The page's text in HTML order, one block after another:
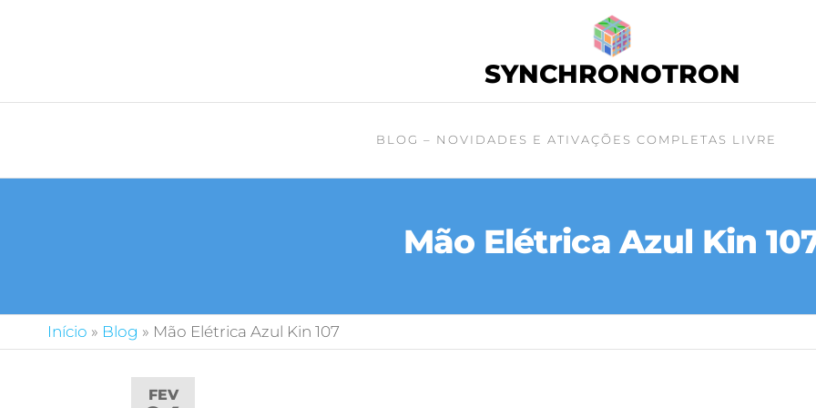
SYNCHRONOTRON
BLOG – NOVIDADES E ATIVAÇÕES COMPLETAS LIVRE
Mão Elétrica Azul Kin
Início » Blog » Mão Elétrica Azul Kin 107
FEV